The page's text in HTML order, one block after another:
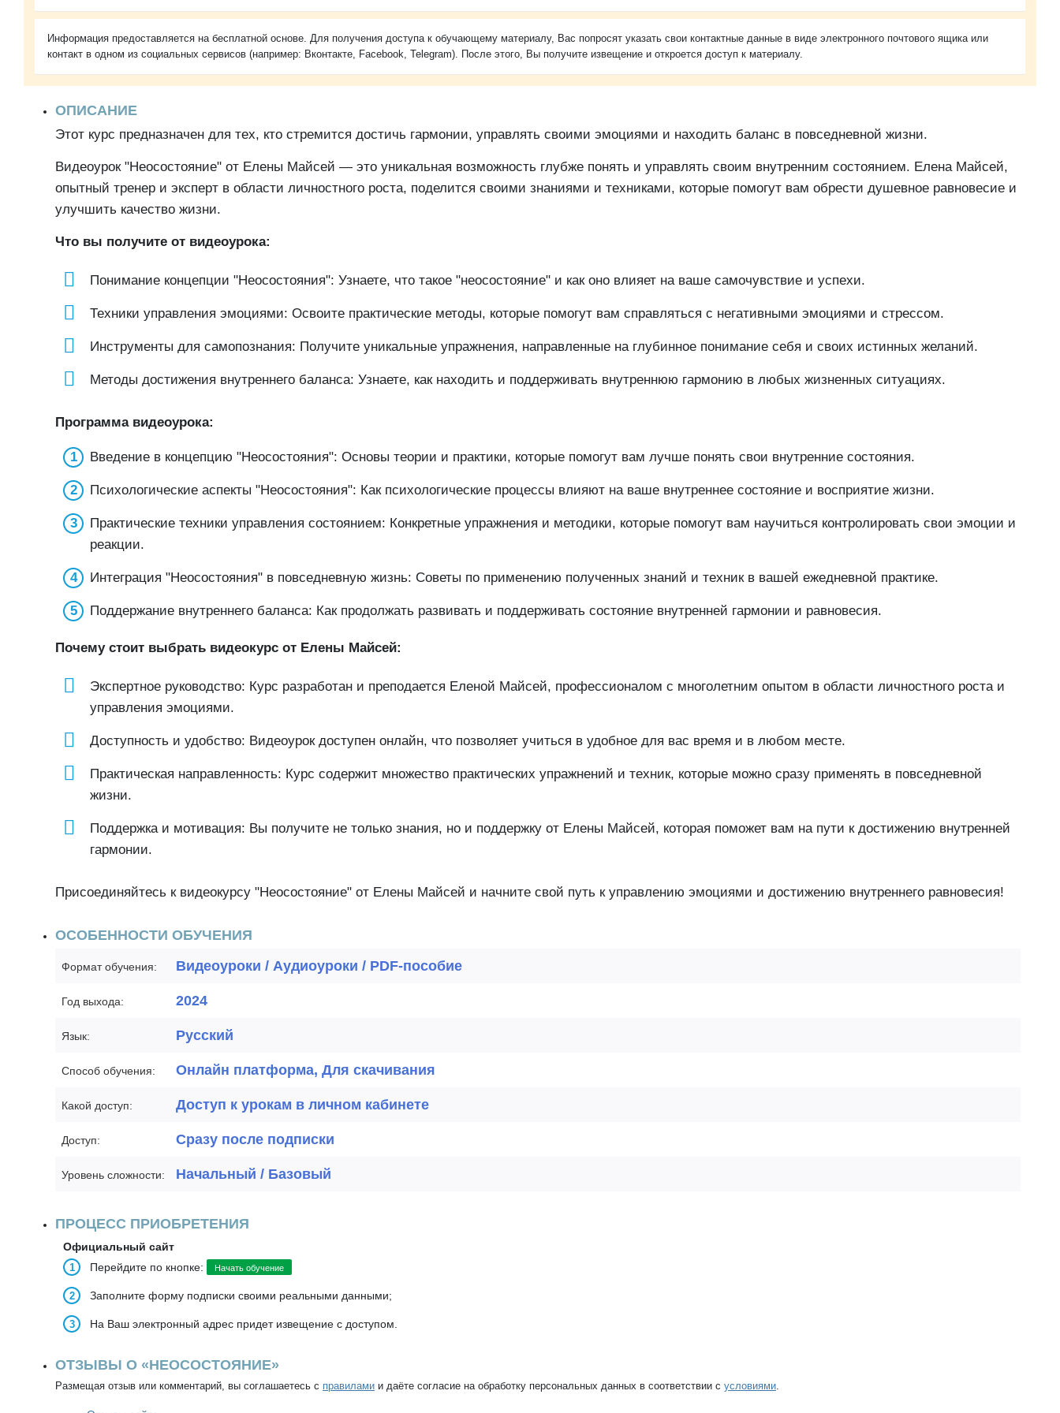
Информация предоставляется на бесплатной основе. Для получения доступа к обучающему материалу, Вас попросят указать свои контактные данные в виде электронного почтового ящика или
контакт в одном из социальных сервисов (например: Вконтакте, Facebook, Telegram). После этого, Вы получите извещение и откроется доступ к материалу.
ОПИСАНИЕ
Этот курс предназначен для тех, кто стремится достичь гармонии, управлять своими эмоциями и находить баланс в повседневной жизни.
Видеоурок "Неосостояние" от Елены Майсей — это уникальная возможность глубже понять и управлять своим внутренним состоянием. Елена Майсей,
опытный тренер и эксперт в области личностного роста, поделится своими знаниями и техниками, которые помогут вам обрести душевное равновесие и
улучшить качество жизни.
Что вы получите от видеоурока:
Понимание концепции "Неосостояния": Узнаете, что такое "неосостояние" и как оно влияет на ваше самочувствие и успехи.
Техники управления эмоциями: Освоите практические методы, которые помогут вам справляться с негативными эмоциями и стрессом.
Инструменты для самопознания: Получите уникальные упражнения, направленные на глубинное понимание себя и своих истинных желаний.
Методы достижения внутреннего баланса: Узнаете, как находить и поддерживать внутреннюю гармонию в любых жизненных ситуациях.
Программа видеоурока:
Введение в концепцию "Неосостояния": Основы теории и практики, которые помогут вам лучше понять свои внутренние состояния.
Психологические аспекты "Неосостояния": Как психологические процессы влияют на ваше внутреннее состояние и восприятие жизни.
Практические техники управления состоянием: Конкретные упражнения и методики, которые помогут вам научиться контролировать свои эмоции и
реакции.
Интеграция "Неосостояния" в повседневную жизнь: Советы по применению полученных знаний и техник в вашей ежедневной практике.
Поддержание внутреннего баланса: Как продолжать развивать и поддерживать состояние внутренней гармонии и равновесия.
Почему стоит выбрать видеокурс от Елены Майсей:
Экспертное руководство: Курс разработан и преподается Еленой Майсей, профессионалом с многолетним опытом в области личностного роста и
управления эмоциями.
Доступность и удобство: Видеоурок доступен онлайн, что позволяет учиться в удобное для вас время и в любом месте.
Практическая направленность: Курс содержит множество практических упражнений и техник, которые можно сразу применять в повседневной
жизни.
Поддержка и мотивация: Вы получите не только знания, но и поддержку от Елены Майсей, которая поможет вам на пути к достижению внутренней
гармонии.
Присоединяйтесь к видеокурсу "Неосостояние" от Елены Майсей и начните свой путь к управлению эмоциями и достижению внутреннего равновесия!
ОСОБЕННОСТИ ОБУЧЕНИЯ
Формат обучения: Видеоуроки / Аудиоуроки / PDF-пособие
Год выхода: 2024
Язык: Русский
Способ обучения: Онлайн платформа, Для скачивания
Какой доступ: Доступ к урокам в личном кабинете
Доступ: Сразу после подписки
Уровень сложности: Начальный / Базовый
ПРОЦЕСС ПРИОБРЕТЕНИЯ
Официальный сайт
Перейдите по кнопке:
Начать обучение
Заполните форму подписки своими реальными данными;
На Ваш электронный адрес придет извещение с доступом.
ОТЗЫВЫ О «НЕОСОСТОЯНИЕ»
Размещая отзыв или комментарий, вы соглашаетесь с правилами и даёте согласие на обработку персональных данных в соответствии с условиями.